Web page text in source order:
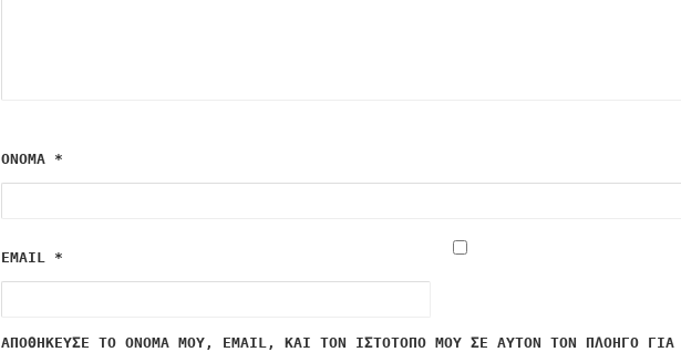
ΌΝΟΜΑ *
EMAIL *
ΑΠΟΘΉΚΕΥΣΕ ΤΟ ΌΝΟΜΆ ΜΟΥ, EMAIL, ΚΑΙ ΤΟΝ ΙΣΤΌΤΟΠΟ ΜΟΥ ΣΕ ΑΥΤΌΝ ΤΟΝ ΠΛΟΗΓΌ